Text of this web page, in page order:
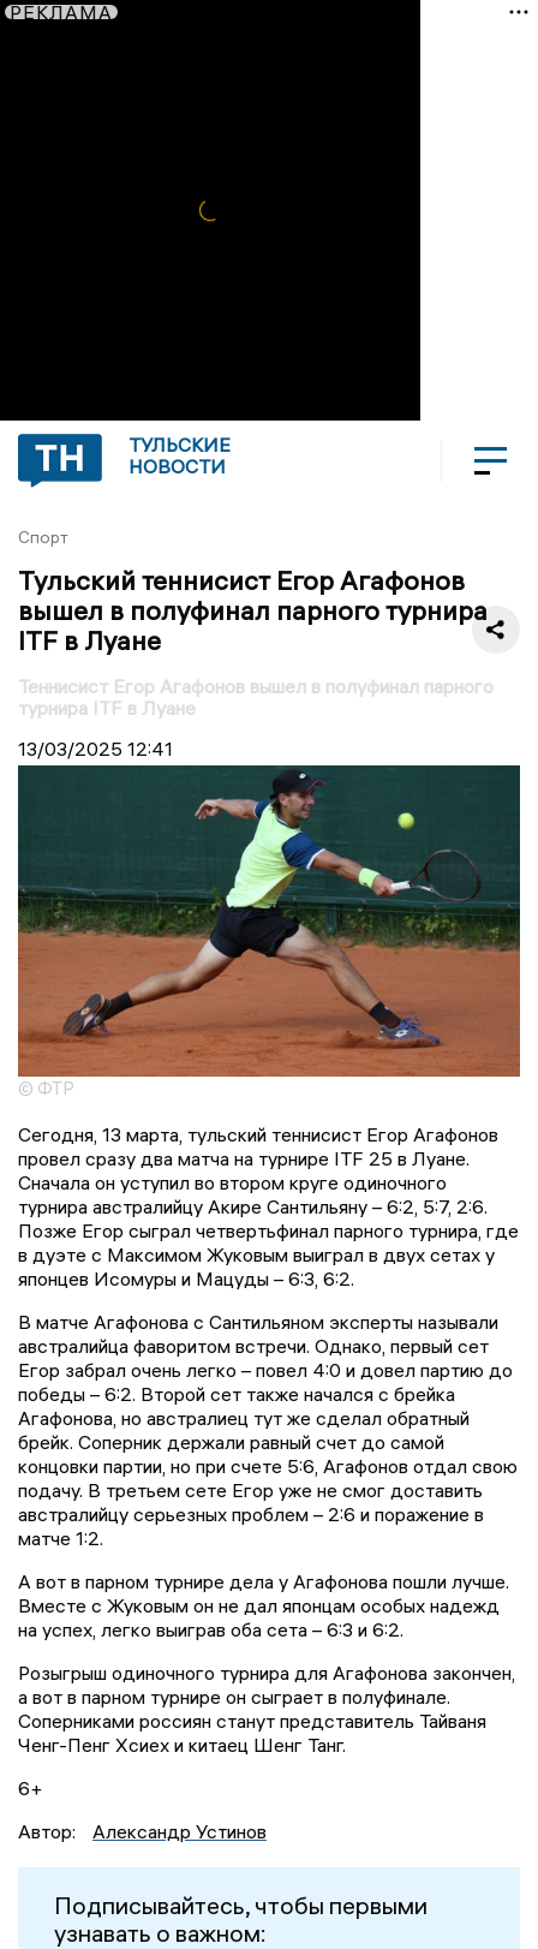
РЕКЛАМА
ТУЛЬСКИЕ
НОВОСТИ
Спорт
Тульский теннисист Егор Агафонов
вышел в полуфинал парного турнира
ITF в Луане
Теннисист Егор Агафонов вышел в полуфинал парного
турнира ITF в Луане
13/03/2025 12:41
© ФТР
Сегодня, 13 марта, тульский теннисист Егор Агафонов
провел сразу два матча на турнире ITF 25 в Луане.
Сначала он уступил во втором круге одиночного
турнира австралийцу Акире Сантильяну – 6:2, 5:7, 2:6.
Позже Егор сыграл четвертьфинал парного турнира, где
в дуэте с Максимом Жуковым выиграл в двух сетах у
японцев Исомуры и Мацуды – 6:3, 6:2.
В матче Агафонова с Сантильяном эксперты называли
австралийца фаворитом встречи. Однако, первый сет
Егор забрал очень легко – повел 4:0 и довел партию до
победы – 6:2. Второй сет также начался с брейка
Агафонова, но австралиец тут же сделал обратный
брейк. Соперник держали равный счет до самой
концовки партии, но при счете 5:6, Агафонов отдал свою
подачу. В третьем сете Егор уже не смог доставить
австралийцу серьезных проблем – 2:6 и поражение в
матче 1:2.
А вот в парном турнире дела у Агафонова пошли лучше.
Вместе с Жуковым он не дал японцам особых надежд
на успех, легко выиграв оба сета – 6:3 и 6:2.
Розыгрыш одиночного турнира для Агафонова закончен,
а вот в парном турнире он сыграет в полуфинале.
Соперниками россиян станут представитель Тайваня
Ченг-Пенг Хсиех и китаец Шенг Танг.
6+
Автор:
Александр Устинов
Подписывайтесь, чтобы первыми
узнавать о важном: